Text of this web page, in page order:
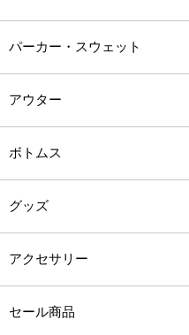
パーカー・スウェット
アウター
ボトムス
グッズ
アクセサリー
セール商品